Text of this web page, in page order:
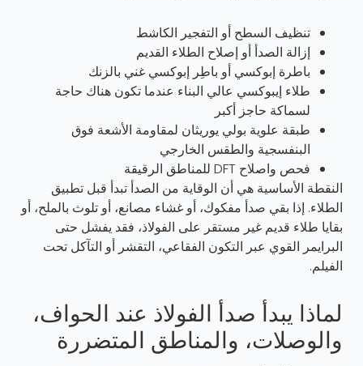
تنظيف السطح أو التفجير الكاشط
إزالة الصدأ أو إصلاح الطلاء القديم
باطرة إبوكسي أو باطِر إبوكسي غني بالزنك
طلاء إيبوكسي عالي البناء عندما تكون هناك حاجة
لسماكة حاجز أكبر
طبقة علوية بولي يوريثان لمقاومة الأشعة فوق
البنفسجية والطقس الخارجي
فحص واصلاح DFT للمناطق الرقيقة
النقطة الأساسية هي أن الوقاية من الصدأ تبدأ قبل تطبيق
الطلاء. إذا بقي صدأ مفكوك، أو غشاء مصانع، أو تلوث بالملح، أو
بقايا طلاء قديم غير مستقر على الفولاذ، فقد يفشل حتى
البرايمر القوي عبر التكون الفقاعي، التقشر أو التآكل تحت
الفيلم.
لماذا يبدأ صدأ الفولاذ عند الحواف،
والوصلات، والمناطق المتضررة